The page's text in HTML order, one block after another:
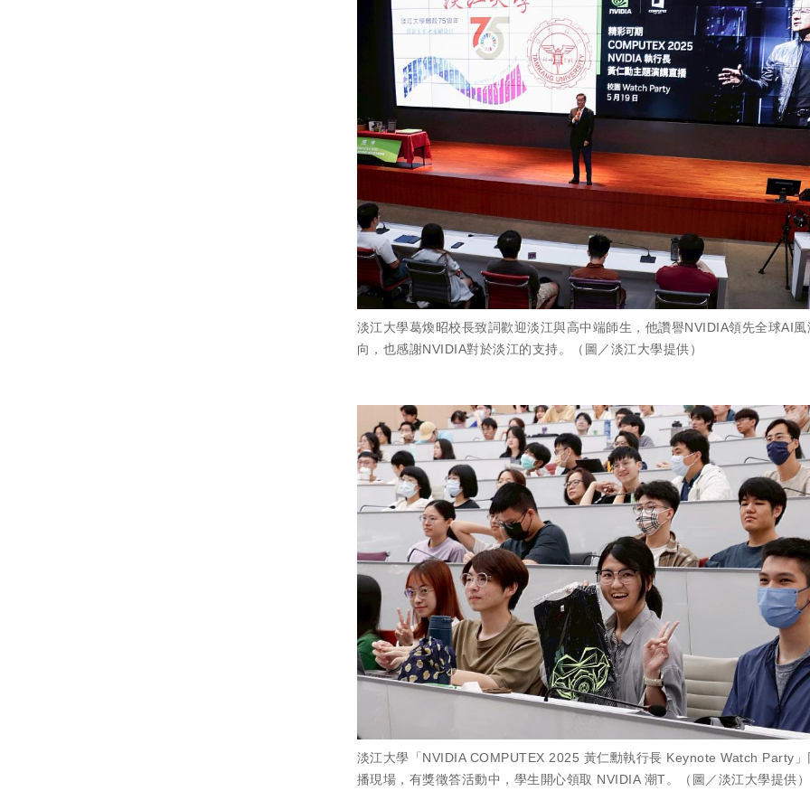
淡江大學葛煥昭校長致詞歡迎淡江與高中端師生，他讚譽NVIDIA領先全球AI風
向，也感謝NVIDIA對於淡江的支持。（圖／淡江大學提供）
淡江大學「NVIDIA COMPUTEX 2025 黃仁勳執行長 Keynote Watch Party」
播現場，有獎徵答活動中，學生開心領取 NVIDIA 潮T。（圖／淡江大學提供）